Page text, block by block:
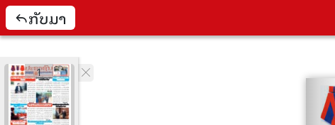
ກັບມາ
1